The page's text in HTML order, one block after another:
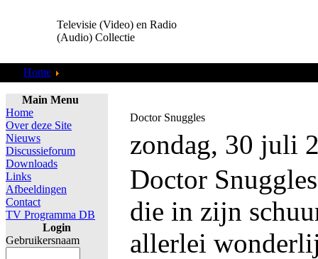
Televisie (Video) en Radio
(Audio) Collectie
Home
Main Menu
Home
Over deze Site
Nieuws
Discussieforum
Downloads
Links
Afbeeldingen
Contact
TV Programma DB
Login
Gebruikersnaam
Doctor Snuggles
zondag, 30 juli
Doctor
die in zijn
allerlei